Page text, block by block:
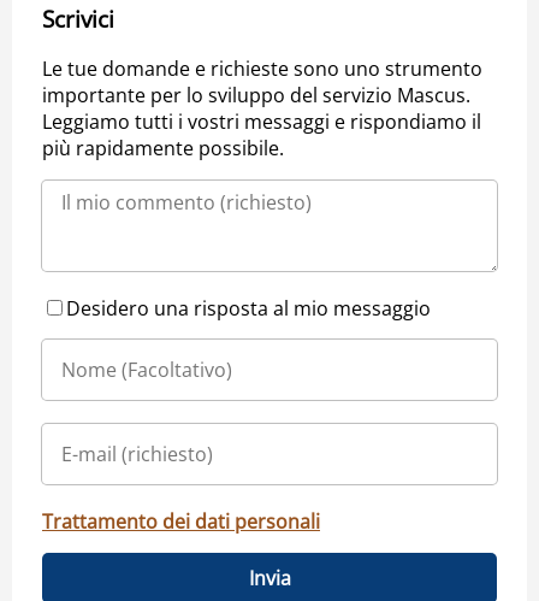
Scrivici
Le tue domande e richieste sono uno strumento
importante per lo sviluppo del servizio Mascus.
Leggiamo tutti i vostri messaggi e rispondiamo il
più rapidamente possibile.
Desidero una risposta al mio messaggio
Trattamento dei dati personali
Invia